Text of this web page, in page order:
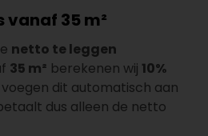
35 m²
netto te leggen
35 m² berekenen wij 10%
dit automatisch aan
dus alleen de netto